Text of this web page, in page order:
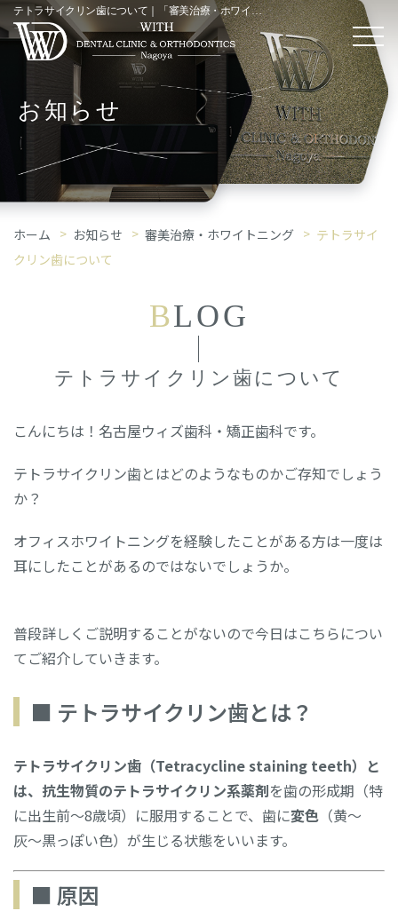
テトラサイクリン歯について｜「審美治療・ホワイトニング」コラム
お知らせ
ホーム お知らせ 審美治療・ホワイトニング
テトラサイ
クリン歯について
BLOG
テトラサイクリン歯について
こんにちは！名古屋ウィズ歯科・矯正歯科です。
テトラサイクリン歯とはどのようなものかご存知でしょう
か？
オフィスホワイトニングを経験したことがある方は一度は
耳にしたことがあるのではないでしょうか。
普段詳しくご説明することがないので今日はこちらについ
てご紹介していきます。
■ テトラサイクリン歯とは？
テトラサイクリン歯（Tetracycline staining teeth）と
は、抗生物質のテトラサイクリン系薬剤を歯の形成期（特
に出生前〜8歳頃）に服用することで、歯に変色 （黄〜
灰〜黒っぽい色）が生じる状態をいいます。
■ 原因